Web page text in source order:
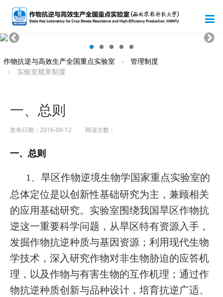
作物抗逆与高效生产全国重点实验室
管理制度
实验室规章制度
一、总则
发布日期：2016-09-12 阅读次数：
一、总则
1 、旱区作物逆境生物学国家重点实验室的
总体定位是以创新性基础研究为主，兼顾相关
的应用基础研究。实验室围绕我国旱区作物抗
逆这一重要科学问题，从旱区特有资源入手，
发掘作物抗逆种质与基因资源；利用现代生物
学技术，深入研究作物对非生物胁迫的应答机
理，以及作物与有害生物的互作机理；通过作
物抗逆种质创新与品种设计，培育抗逆广适、